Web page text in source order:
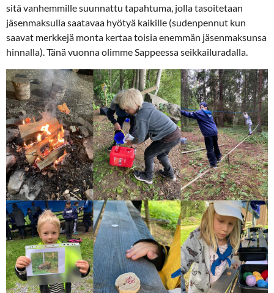
sitä vanhemmille suunnattu tapahtuma, jolla tasoitetaan
jäsenmaksulla saatavaa hyötyä kaikille (sudenpennut kun
saavat merkkejä monta kertaa toisia enemmän jäsenmaksunsa
hinnalla). Tänä vuonna olimme Sappeessa seikkailuradalla.